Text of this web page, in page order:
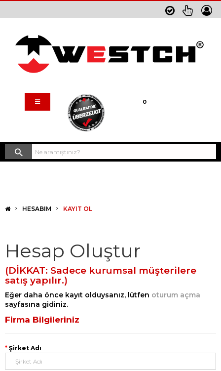
0
HESABIM KAYIT OL
Hesap Oluştur
(DİKKAT: Sadece kurumsal müşterilere
satış yapılır.)
Eğer daha önce kayıt olduysanız, lütfen oturum açma
sayfasına gidiniz.
Firma Bilgileriniz
Şirket Adı